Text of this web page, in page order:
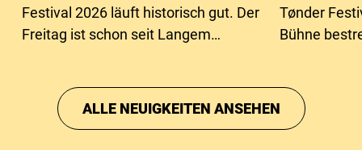
Festival 2026 läuft historisch gut. Der
Freitag ist schon seit Langem
Tønder
Bühne
ALLE NEUIGKEITEN ANSEHEN